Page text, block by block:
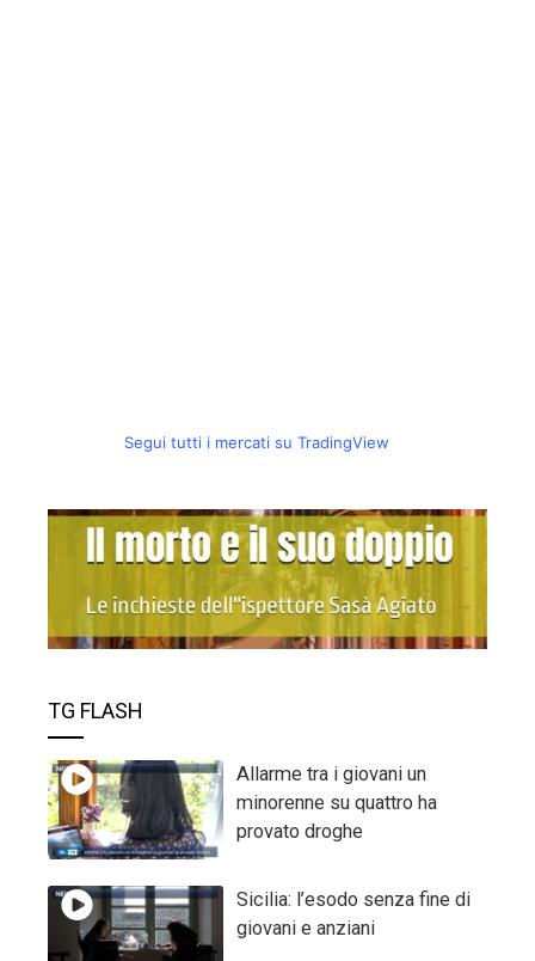
Segui tutti i mercati su TradingView
TG FLASH
Allarme tra i giovani un
minorenne su quattro ha
provato droghe
Sicilia: l’esodo senza fine di
giovani e anziani